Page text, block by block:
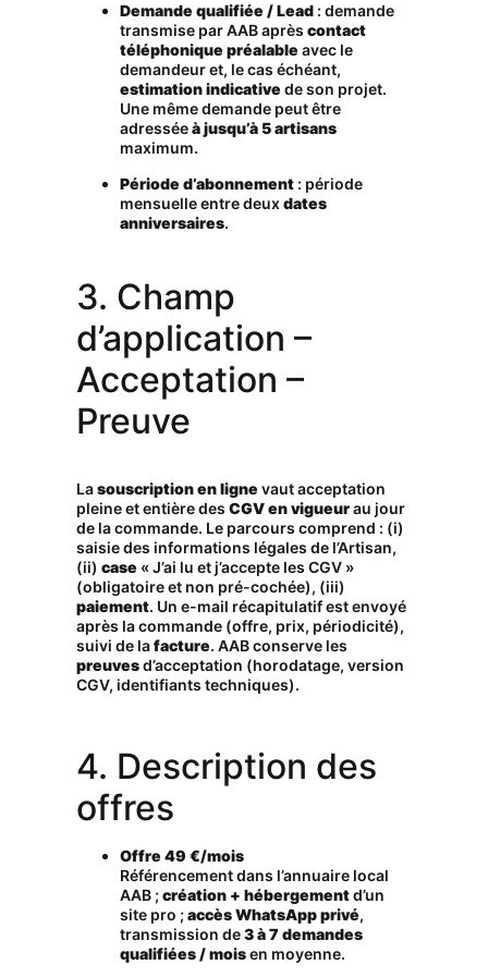
Demande qualifiée / Lead : demande
transmise par AAB aprèscontact
téléphonique préalable avec le
demandeur et, le cas échéant,
estimation indicative de son projet.
Une même demande peut être
adresséeà jusqu’à 5 artisans
maximum.
Période d’abonnement : période
mensuelle entre deuxdates
anniversaires.
3. Champ
d’application –
Acceptation –
Preuve
Lasouscription en ligne vaut acceptation
pleine et entière desCGV en vigueurau jour
de la commande. Le parcours comprend : (i)
saisie des informations légales de l’Artisan,
(ii)case « J’ai lu et j’accepte les CGV »
(obligatoire et non pré-cochée), (iii)
paiement. Un e-mail récapitulatif est envoyé
après la commande (offre, prix, périodicité),
suivi de lafacture. AAB conserve les
preuvesd’acceptation (horodatage, version
CGV, identifiants techniques).
4. Description des
offres
Offre 49 €/mois
Référencement dans l’annuaire local
AAB ;création + hébergementd’un
site pro ;accès WhatsApp privé,
transmission de3 à 7 demandes
qualifiées / moisen moyenne.